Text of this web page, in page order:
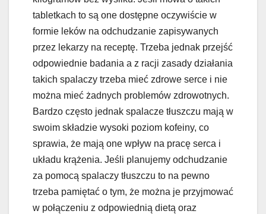
tabletkach to są one dostępne oczywiście w
formie leków na odchudzanie zapisywanych
przez lekarzy na receptę. Trzeba jednak przejść
odpowiednie badania a z racji zasady działania
takich spalaczy trzeba mieć zdrowe serce i nie
można mieć żadnych problemów zdrowotnych.
Bardzo często jednak spalacze tłuszczu mają w
swoim składzie wysoki poziom kofeiny, co
sprawia, że mają one wpływ na pracę serca i
układu krążenia. Jeśli planujemy odchudzanie
za pomocą spalaczy tłuszczu to na pewno
trzeba pamiętać o tym, że można je przyjmować
w połączeniu z odpowiednią dietą oraz